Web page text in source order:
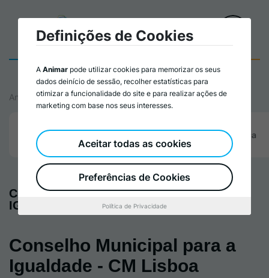
Animar
Quem Somos Equipa Técnica
CONSELHO MUNICIPAL PARA A
IGUALDADE
Conselho Municipal para a
Igualdade - CM Lisboa
Definições de Cookies
A Animar pode utilizar cookies para memorizar os seus
dados deinício de sessão, recolher estatísticas para
otimizar a funcionalidade do site e para realizar ações de
marketing com base nos seus interesses.
Preferências de Cookies
Aceitar todas as cookies
Política de Privacidade